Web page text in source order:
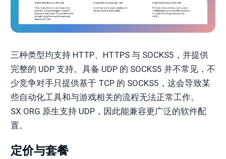
三种类型均支持 HTTP、HTTPS 与 SOCKS5，并提供
完整的 UDP 支持。具备 UDP 的 SOCKS5 并不常见，不
少竞争对手只提供基于 TCP 的 SOCKS5，这会导致某
些自动化工具和与游戏相关的流程无法正常工作。
SX.ORG 原生支持 UDP，因此能兼容更广泛的软件配
置。
定价与套餐